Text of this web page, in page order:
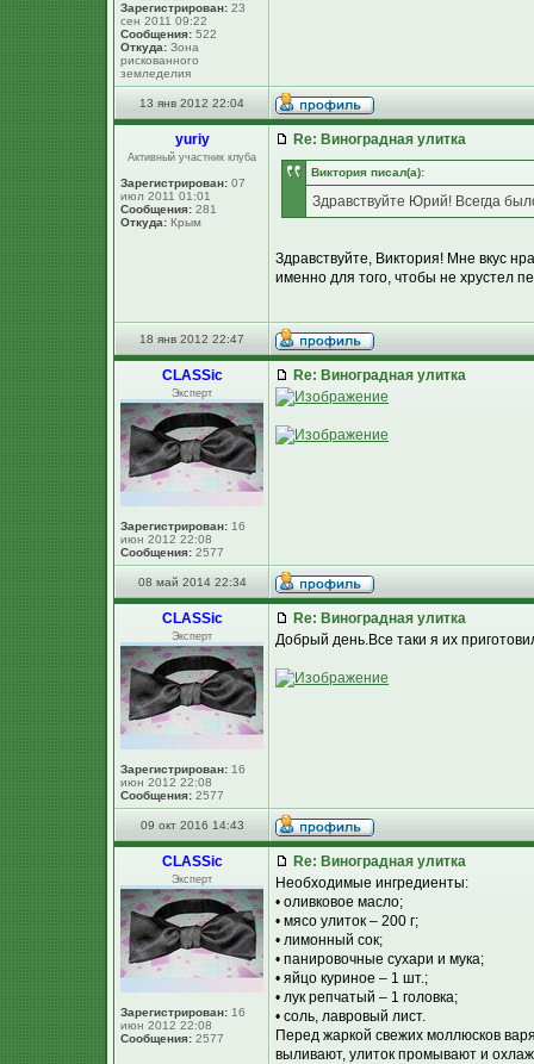
Зарегистрирован: 23
сен 2011 09:22
Сообщения: 522
Откуда: Зона
рискованного
земледелия
13 янв 2012 22:04
yuriy
Активный участник клуба
Зарегистрирован: 07
июл 2011 01:01
Сообщения: 281
Откуда: Крым
Re: Виноградная улитка
Виктория писал(а):
Здравствуйте Юрий! Всегда
Здравствуйте, Виктория! Мне вкус
именно для того, чтобы не хрустел
18 янв 2012 22:47
CLASSic
Эксперт
Зарегистрирован: 16
июн 2012 22:08
Сообщения: 2577
Re: Виноградная улитка
08 май 2014 22:34
CLASSic
Эксперт
Зарегистрирован: 16
июн 2012 22:08
Сообщения: 2577
Re: Виноградная улитка
Добрый день.Все таки я их
09 окт 2016 14:43
CLASSic
Эксперт
Зарегистрирован: 16
июн 2012 22:08
Сообщения: 2577
Re: Виноградная улитка
Необходимые ингредиенты:
• оливковое масло;
• мясо улиток – 200 г;
• лимонный сок;
• панировочные сухари и мука;
• яйцо куриное – 1 шт.;
• лук репчатый – 1 головка;
• соль, лавровый лист.
Перед жаркой свежих моллюсков
выливают, улиток промывают и